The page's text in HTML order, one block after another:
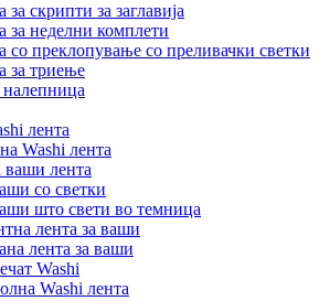
скрипти за заглавија
за неделни комплети
со преклопување со преливачки светки
за триење
лента
Washi лента
лента
со светки
што свети во темница
лента за ваши
лента за ваши
Washi
Washi лента